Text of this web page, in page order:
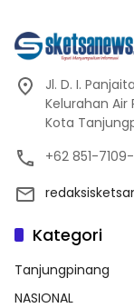
Jl. D. I.
Kelurahan
Kota
+62 851-
Kategori
Tanjungpinang
NASIONAL